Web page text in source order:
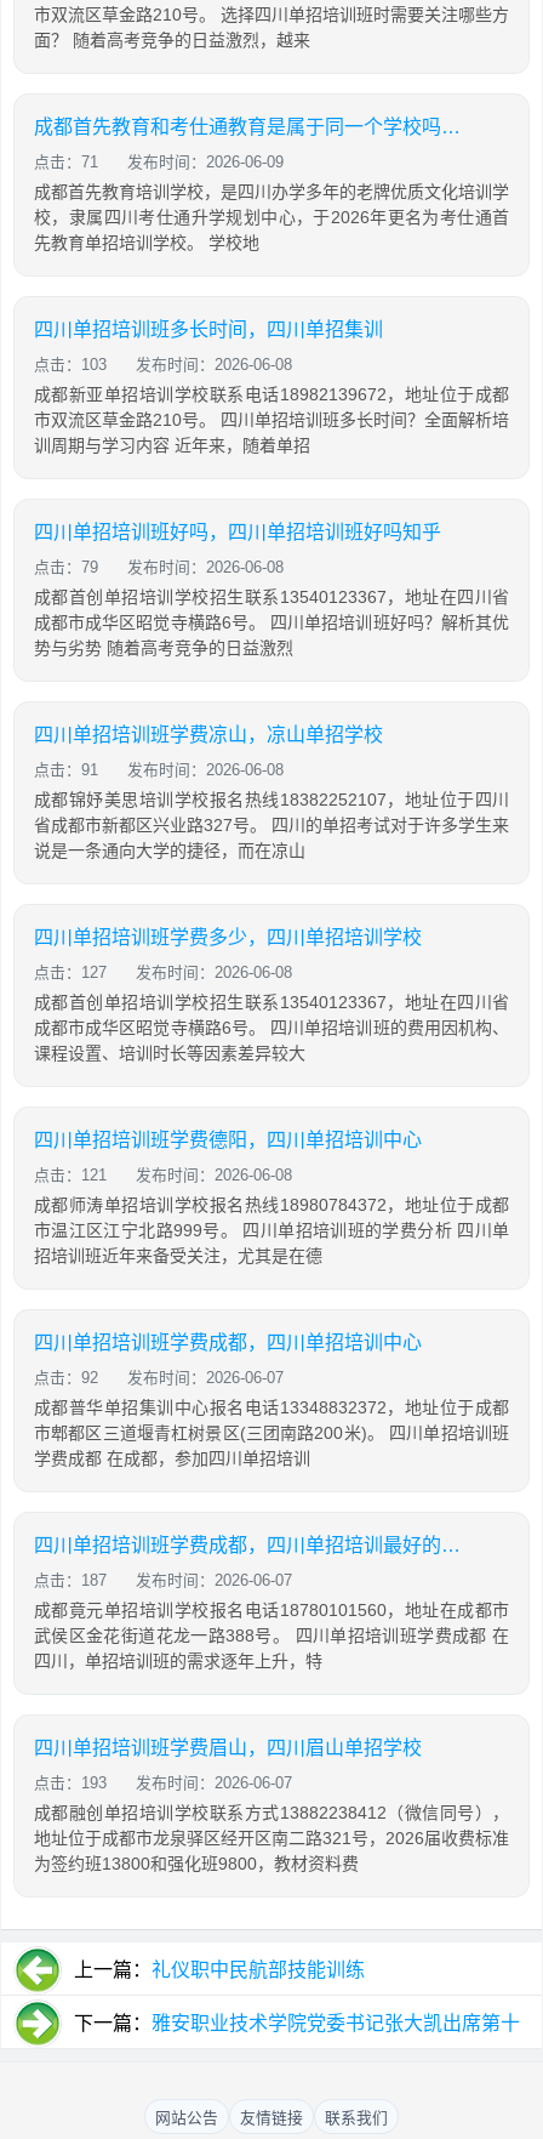
市双流区草金路210号。 选择四川单招培训班时需要关注哪些方
面？ 随着高考竞争的日益激烈，越来
成都首先教育和考仕通教育是属于同一个学校吗？两者有什么关系
点击：71 发布时间：2026-06-09
成都首先教育培训学校，是四川办学多年的老牌优质文化培训学
校，隶属四川考仕通升学规划中心，于2026年更名为考仕通首
先教育单招培训学校。 学校地
四川单招培训班多长时间，四川单招集训
点击：103 发布时间：2026-06-08
成都新亚单招培训学校联系电话18982139672，地址位于成都
市双流区草金路210号。 四川单招培训班多长时间？全面解析培
训周期与学习内容 近年来，随着单招
四川单招培训班好吗，四川单招培训班好吗知乎
点击：79 发布时间：2026-06-08
成都首创单招培训学校招生联系13540123367，地址在四川省
成都市成华区昭觉寺横路6号。 四川单招培训班好吗？解析其优
势与劣势 随着高考竞争的日益激烈
四川单招培训班学费凉山，凉山单招学校
点击：91 发布时间：2026-06-08
成都锦妤美思培训学校报名热线18382252107，地址位于四川
省成都市新都区兴业路327号。 四川的单招考试对于许多学生来
说是一条通向大学的捷径，而在凉山
四川单招培训班学费多少，四川单招培训学校
点击：127 发布时间：2026-06-08
成都首创单招培训学校招生联系13540123367，地址在四川省
成都市成华区昭觉寺横路6号。 四川单招培训班的费用因机构、
课程设置、培训时长等因素差异较大
四川单招培训班学费德阳，四川单招培训中心
点击：121 发布时间：2026-06-08
成都师涛单招培训学校报名热线18980784372，地址位于成都
市温江区江宁北路999号。 四川单招培训班的学费分析 四川单
招培训班近年来备受关注，尤其是在德
四川单招培训班学费成都，四川单招培训中心
点击：92 发布时间：2026-06-07
成都普华单招集训中心报名电话13348832372，地址位于成都
市郫都区三道堰青杠树景区(三团南路200米)。 四川单招培训班
学费成都 在成都，参加四川单招培训
四川单招培训班学费成都，四川单招培训最好的学校
点击：187 发布时间：2026-06-07
成都竟元单招培训学校报名电话18780101560，地址在成都市
武侯区金花街道花龙一路388号。 四川单招培训班学费成都 在
四川，单招培训班的需求逐年上升，特
四川单招培训班学费眉山，四川眉山单招学校
点击：193 发布时间：2026-06-07
成都融创单招培训学校联系方式13882238412（微信同号），
地址位于成都市龙泉驿区经开区南二路321号，2026届收费标准
为签约班13800和强化班9800，教材资料费
上一篇： 礼仪职中民航部技能训练
下一篇： 雅安职业技术学院党委书记张大凯出席第十
网站公告 友情链接 联系我们